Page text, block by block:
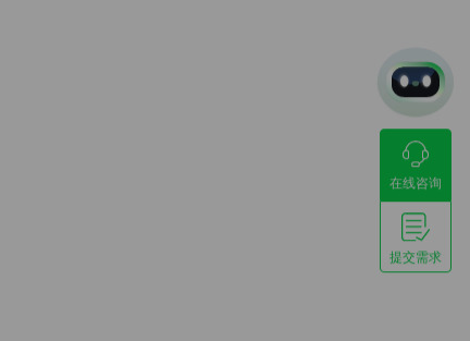
在线咨询
提交需求